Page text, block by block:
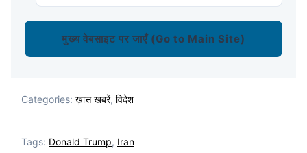
मुख्य वेबसाइट पर जाएँ (Go to Main Site)
Categories: ख़ास खबरें, विदेश
Tags: Donald Trump, Iran